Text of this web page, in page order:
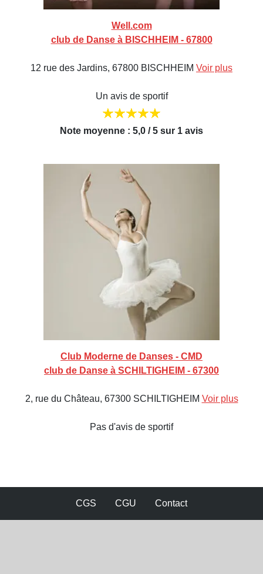
Well.com
club de Danse à BISCHHEIM - 67800
12 rue des Jardins, 67800 BISCHHEIM Voir plus
Un avis de sportif
Note moyenne : 5,0 / 5 sur 1 avis
Club Moderne de Danses - CMD
club de Danse à SCHILTIGHEIM - 67300
2, rue du Château, 67300 SCHILTIGHEIM Voir plus
Pas d'avis de sportif
CGS CGU Contact